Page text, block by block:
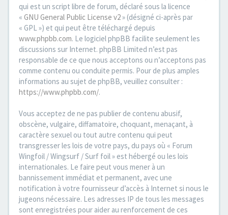
qui est un script libre de forum, déclaré sous la licence
« GNU General Public License v2» (désigné ci-après par
« GPL ») et qui peut être téléchargé depuis
www.phpbb.com. Le logiciel phpBB facilite seulement les
discussions sur Internet. phpBB Limited n’est pas
responsable de ce que nous acceptons ou n’acceptons pas
comme contenu ou conduite permis. Pour de plus amples
informations au sujet de phpBB, veuillez consulter :
https://www.phpbb.com/.
Vous acceptez de ne pas publier de contenu abusif,
obscène, vulgaire, diffamatoire, choquant, menaçant, à
caractère sexuel ou tout autre contenu qui peut
transgresser les lois de votre pays, du pays où « Forum
Wingfoil / Wingsurf / Surf foil » est hébergé ou les lois
internationales. Le faire peut vous mener à un
bannissement immédiat et permanent, avec une
notification à votre fournisseur d’accès à Internet si nous le
jugeons nécessaire. Les adresses IP de tous les messages
sont enregistrées pour aider au renforcement de ces